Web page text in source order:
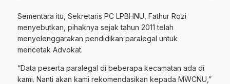
Sementara itu, Sekretaris PC LPBHNU, Fathur Rozi
menyebutkan, pihaknya sejak tahun 2011 telah
menyelenggarakan pendidikan paralegal untuk
mencetak Advokat.
“Data peserta paralegal di beberapa kecamatan ada di
kami. Nanti akan kami rekomendasikan kepada MWCNU,”